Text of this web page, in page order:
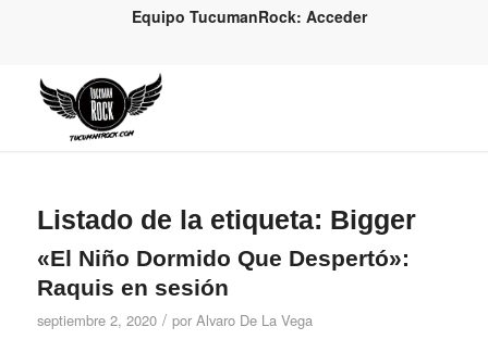
Equipo TucumanRock: Acceder
Listado de la etiqueta: Bigger
«El Niño Dormido Que Despertó»:
Raquis en sesión
septiembre 2, 2020 / por Alvaro De La Vega